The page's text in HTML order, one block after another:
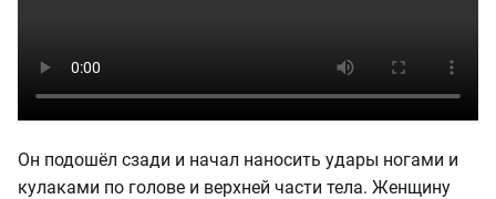
Он подошёл сзади и начал наносить удары ногами и
кулаками по голове и верхней части тела. Женщину